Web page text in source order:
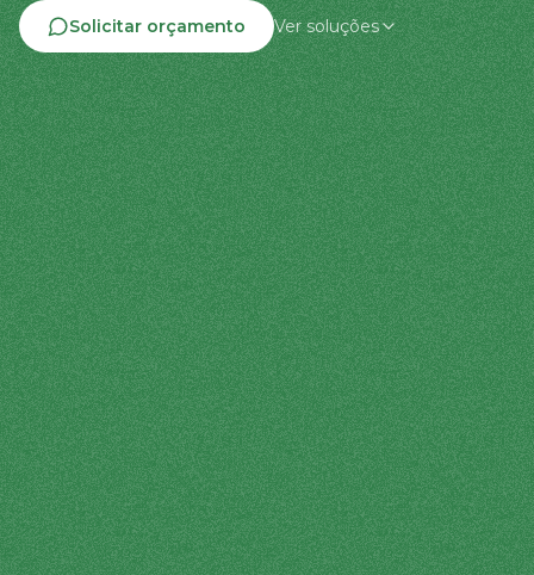
Solicitar orçamento Ver soluções